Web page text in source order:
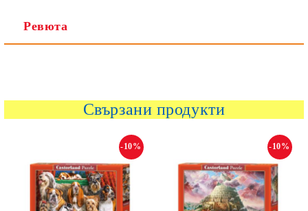
Ревюта
Свързани продукти
-10% -10%